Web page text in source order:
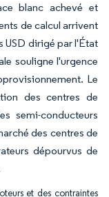
blanc achevé et
de calcul arrivent
USD dirigé par l'État
souligne l'urgence
Le
des centres de
semi-conducteurs
des centres de
dépourvus de
et des contraintes